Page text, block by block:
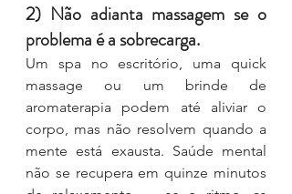
2) Não adianta massagem se o
problema é a sobrecarga.
Um spa no escritório, uma quick
massage ou um brinde de
aromaterapia podem até aliviar o
corpo, mas não resolvem quando a
mente está exausta. Saúde mental
não se recupera em quinze minutos